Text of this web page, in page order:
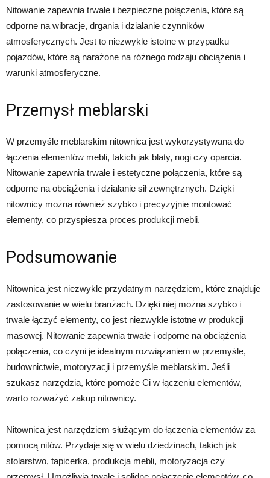
Nitowanie zapewnia trwałe i bezpieczne połączenia, które są
odporne na wibracje, drgania i działanie czynników
atmosferycznych. Jest to niezwykle istotne w przypadku
pojazdów, które są narażone na różnego rodzaju obciążenia i
warunki atmosferyczne.
Przemysł meblarski
W przemyśle meblarskim nitownica jest wykorzystywana do
łączenia elementów mebli, takich jak blaty, nogi czy oparcia.
Nitowanie zapewnia trwałe i estetyczne połączenia, które są
odporne na obciążenia i działanie sił zewnętrznych. Dzięki
nitownicy można również szybko i precyzyjnie montować
elementy, co przyspiesza proces produkcji mebli.
Podsumowanie
Nitownica jest niezwykle przydatnym narzędziem, które znajduje
zastosowanie w wielu branżach. Dzięki niej można szybko i
trwale łączyć elementy, co jest niezwykle istotne w produkcji
masowej. Nitowanie zapewnia trwałe i odporne na obciążenia
połączenia, co czyni je idealnym rozwiązaniem w przemyśle,
budownictwie, motoryzacji i przemyśle meblarskim. Jeśli
szukasz narzędzia, które pomoże Ci w łączeniu elementów,
warto rozważyć zakup nitownicy.
Nitownica jest narzędziem służącym do łączenia elementów za
pomocą nitów. Przydaje się w wielu dziedzinach, takich jak
stolarstwo, tapicerka, produkcja mebli, motoryzacja czy